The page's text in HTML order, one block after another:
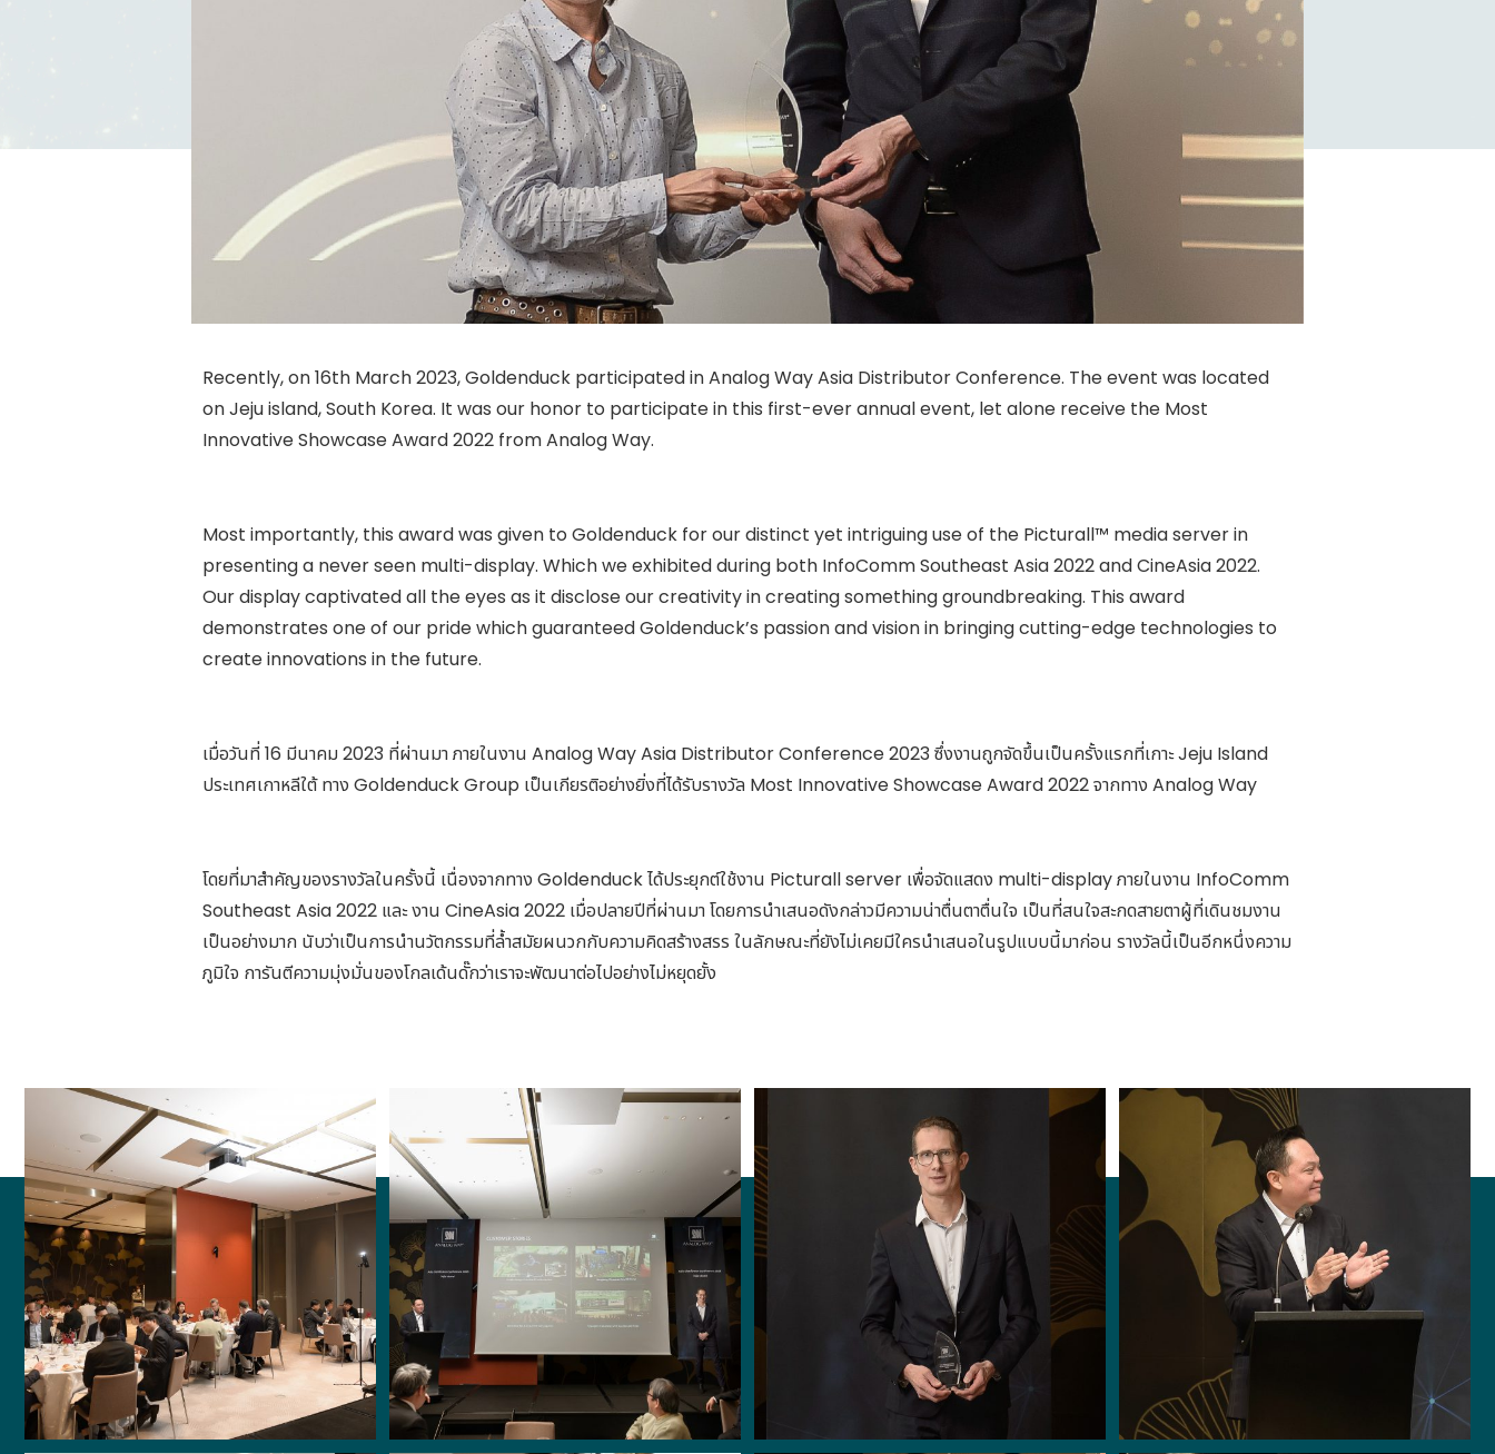
Recently, on 16th March 2023, Goldenduck participated in Analog Way Asia Distributor Conference. The event was located
on Jeju island, South Korea. It was our honor to participate in this first-ever annual event, let alone receive the Most
Innovative Showcase Award 2022 from Analog Way.
Most importantly, this award was given to Goldenduck for our distinct yet intriguing use of the Picturall™ media server in
presenting a never seen multi-display. Which we exhibited during both InfoComm Southeast Asia 2022 and CineAsia 2022.
Our display captivated all the eyes as it disclose our creativity in creating something groundbreaking. This award
demonstrates one of our pride which guaranteed Goldenduck’s passion and vision in bringing cutting-edge technologies to
create innovations in the future.
เมื่อวันที่ 16 มีนาคม 2023 ที่ผ่านมา ภายในงาน Analog Way Asia Distributor Conference 2023 ซึ่งงานถูกจัดขึ้นเป็นครั้งแรกที่เกาะ Jeju Island
ประเทศเกาหลีใต้ ทาง Goldenduck Group เป็นเกียรติอย่างยิ่งที่ได้รับรางวัล Most Innovative Showcase Award 2022 จากทาง Analog Way
โดยที่มาสำคัญของรางวัลในครั้งนี้ เนื่องจากทาง Goldenduck ได้ประยุกต์ใช้งาน Picturall server เพื่อจัดแสดง multi-display ภายในงาน InfoComm
Southeast Asia 2022 และ งาน CineAsia 2022 เมื่อปลายปีที่ผ่านมา โดยการนำเสนอดังกล่าวมีความน่าตื่นตาตื่นใจ เป็นที่สนใจสะกดสายตาผู้ที่เดินชมงาน
เป็นอย่างมาก นับว่าเป็นการนำนวัตกรรมที่ล้ำสมัยผนวกกับความคิดสร้างสรร ในลักษณะที่ยังไม่เคยมีใครนำเสนอในรูปแบบนี้มาก่อน รางวัลนี้เป็นอีกหนึ่งความ
ภูมิใจ การันตีความมุ่งมั่นของโกลเด้นดั๊กว่าเราจะพัฒนาต่อไปอย่างไม่หยุดยั้ง